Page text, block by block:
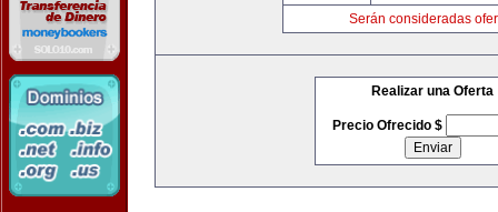
Serán consideradas
Realizar una Oferta
Precio Ofrecido $